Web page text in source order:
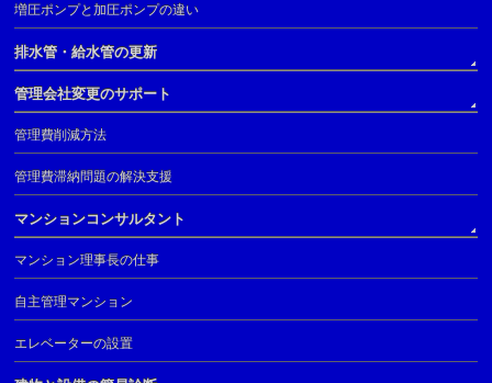
増圧ポンプと加圧ポンプの違い
排水管・給水管の更新
管理会社変更のサポート
管理費削減方法
管理費滞納問題の解決支援
マンションコンサルタント
マンション理事長の仕事
自主管理マンション
エレベーターの設置